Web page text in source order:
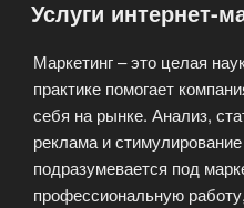
Услуги интернет-
Маркетинг – это целая
практике помогает
себя на рынке. Анализ,
реклама и
подразумевается под
профессиональную